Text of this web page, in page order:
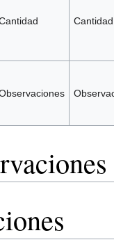
Cantidad